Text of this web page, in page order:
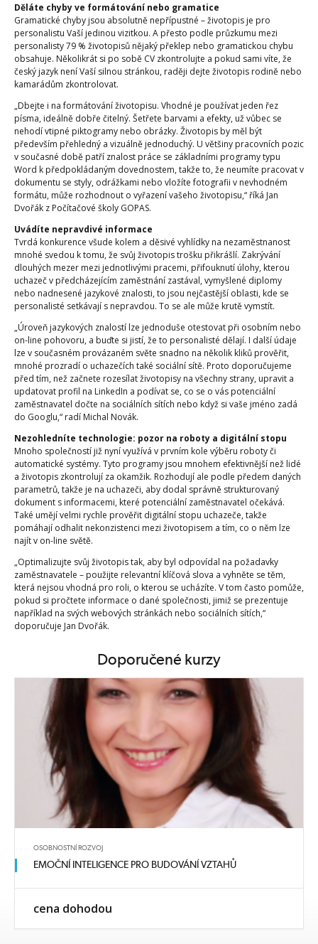
Děláte chyby ve formátování nebo gramatice
Gramatické chyby jsou absolutně nepřípustné – životopis je pro
personalistu Vaší jedinou vizitkou. A přesto podle průzkumu mezi
personalisty 79 % životopisů nějaký překlep nebo gramatickou chybu
obsahuje. Několikrát si po sobě CV zkontrolujte a pokud sami víte, že
český jazyk není Vaší silnou stránkou, raději dejte životopis rodině nebo
kamarádům zkontrolovat.
„Dbejte i na formátování životopisu. Vhodné je používat jeden řez
písma, ideálně dobře čitelný. Šetřete barvami a efekty, už vůbec se
nehodí vtipné piktogramy nebo obrázky. Životopis by měl být
především přehledný a vizuálně jednoduchý. U většiny pracovních pozic
v současné době patří znalost práce se základními programy typu
Word k předpokládaným dovednostem, takže to, že neumíte pracovat v
dokumentu se styly, odrážkami nebo vložíte fotografii v nevhodném
formátu, může rozhodnout o vyřazení vašeho životopisu,“ říká Jan
Dvořák z Počítačové školy GOPAS.
Uvádíte nepravdivé informace
Tvrdá konkurence všude kolem a děsivé vyhlídky na nezaměstnanost
mnohé svedou k tomu, že svůj životopis trošku přikrášlí. Zakrývání
dlouhých mezer mezi jednotlivými pracemi, přifouknutí úlohy, kterou
uchazeč v předcházejícím zaměstnání zastával, vymyšlené diplomy
nebo nadnesené jazykové znalosti, to jsou nejčastější oblasti, kde se
personalisté setkávají s nepravdou. To se ale může krutě vymstít.
„Úroveň jazykových znalostí lze jednoduše otestovat při osobním nebo
on-line pohovoru, a buďte si jistí, že to personalisté dělají. I další údaje
lze v současném provázaném světe snadno na několik kliků prověřit,
mnohé prozradí o uchazečích také sociální sítě. Proto doporučujeme
před tím, než začnete rozesílat životopisy na všechny strany, upravit a
updatovat profil na LinkedIn a podívat se, co se o vás potenciální
zaměstnavatel dočte na sociálních sítích nebo když si vaše jméno zadá
do Googlu,“ radí Michal Novák.
Nezohledníte technologie: pozor na roboty a digitální stopu
Mnoho společností již nyní využívá v prvním kole výběru roboty či
automatické systémy. Tyto programy jsou mnohem efektivnější než lidé
a životopis zkontrolují za okamžik. Rozhodují ale podle předem daných
parametrů, takže je na uchazeči, aby dodal správně strukturovaný
dokument s informacemi, které potenciální zaměstnavatel očekává.
Také umějí velmi rychle prověřit digitální stopu uchazeče, takže
pomáhají odhalit nekonzistenci mezi životopisem a tím, co o něm lze
najít v on-line světě.
„Optimalizujte svůj životopis tak, aby byl odpovídal na požadavky
zaměstnavatele – použijte relevantní klíčová slova a vyhněte se těm,
která nejsou vhodná pro roli, o kterou se ucházíte. V tom často pomůže,
pokud si pročtete informace o dané společnosti, jimiž se prezentuje
například na svých webových stránkách nebo sociálních sítích,“
doporučuje Jan Dvořák.
Doporučené kurzy
OSOBNOSTNÍ ROZVOJ
EMOČNÍ INTELIGENCE PRO BUDOVÁNÍ VZTAHŮ
cena dohodou